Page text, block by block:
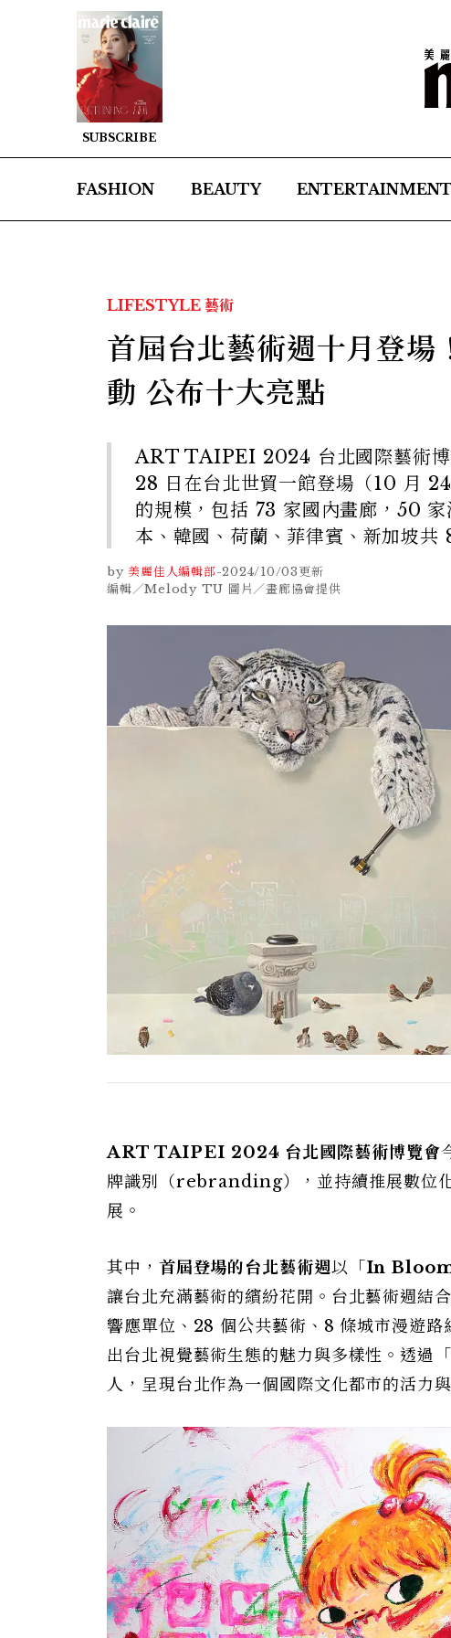
SUBSCRIBE
FASHION BEAUTY ENTERTAINMENT
LIFESTYLE 藝術
首屆台北藝術週十月登
動 公布十大亮點
ART TAIPEI 2024 台北國際藝術博
28 日在台北世貿一館登場（10 月
的規模，包括 73 家國內畫廊，50
本、韓國、荷蘭、菲律賓、新加坡共
by 美麗佳人編輯部-2024/10/03更新
編輯／Melody TU 圖片／畫廊協會提供
ART TAIPEI 2024 台北國際藝術博覽會
牌識別（rebranding），並持續推展數位
展。
其中， 首屆登場的台北藝術週以「 In
讓台北充滿藝術的繽紛花開。台北藝術週結
響應單位、28 個公共藝術、8 條城市漫遊
出台北視覺藝術生態的魅力與多樣性。透過
人，呈現台北作為一個國際文化都市的活力